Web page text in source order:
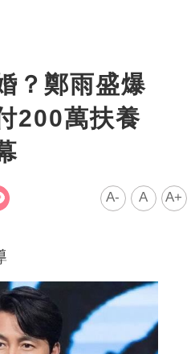
？鄭雨盛爆
200萬扶養
A- A A+